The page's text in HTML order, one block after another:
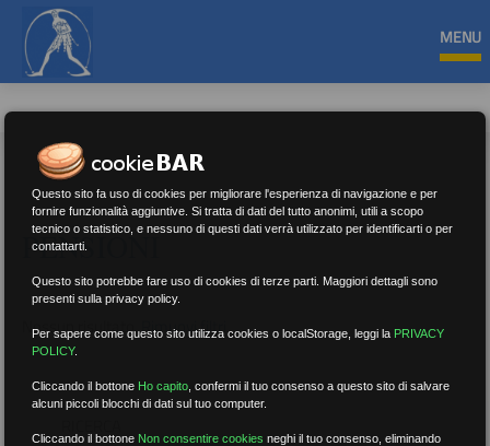
MENU
PENSIONI
Nessun risultato.Rimuovi filtri
Questo sito fa uso di cookies per migliorare l'esperienza di navigazione e per
fornire funzionalità aggiuntive. Si tratta di dati del tutto anonimi, utili a scopo
tecnico o statistico, e nessuno di questi dati verrà utilizzato per identificarti o per
contattarti.
Questo sito potrebbe fare uso di cookies di terze parti. Maggiori dettagli sono
presenti sulla privacy policy.
Per sapere come questo sito utilizza cookies o localStorage, leggi la PRIVACY
POLICY.
Cliccando il bottone Ho capito ,confermi il tuo consenso a questo sito di salvare
alcuni piccoli blocchi di dati sul tuo computer.
Cliccando il bottone Non consentire cookies neghi il tuo consenso, eliminando